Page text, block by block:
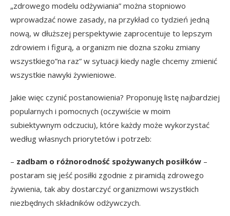
„zdrowego modelu odżywiania” można stopniowo
wprowadzać nowe zasady, na przykład co tydzień jedną
nową, w dłuższej perspektywie zaprocentuje to lepszym
zdrowiem i figurą, a organizm nie dozna szoku zmiany
wszystkiego”na raz” w sytuacji kiedy nagle chcemy zmienić
wszystkie nawyki żywieniowe.
Jakie więc czynić postanowienia? Proponuję listę najbardziej
popularnych i pomocnych (oczywiście w moim
subiektywnym odczuciu), które każdy może wykorzystać
według własnych priorytetów i potrzeb:
– zadbam o różnorodność spożywanych posiłków –
postaram się jeść posiłki zgodnie z piramidą zdrowego
żywienia, tak aby dostarczyć organizmowi wszystkich
niezbędnych składników odżywczych.